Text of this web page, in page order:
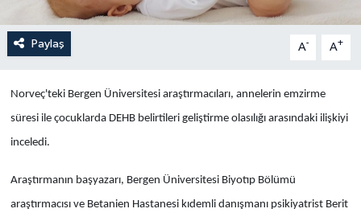
Paylaş A- A+
Norveç'teki Bergen Üniversitesi araştırmacıları, annelerin emzirme
süresi ile çocuklarda DEHB belirtileri geliştirme olasılığı arasındaki ilişkiyi
inceledi.
Araştırmanın başyazarı, Bergen Üniversitesi Biyotıp Bölümü
araştırmacısı ve Betanien Hastanesi kıdemli danışmanı psikiyatrist Berit